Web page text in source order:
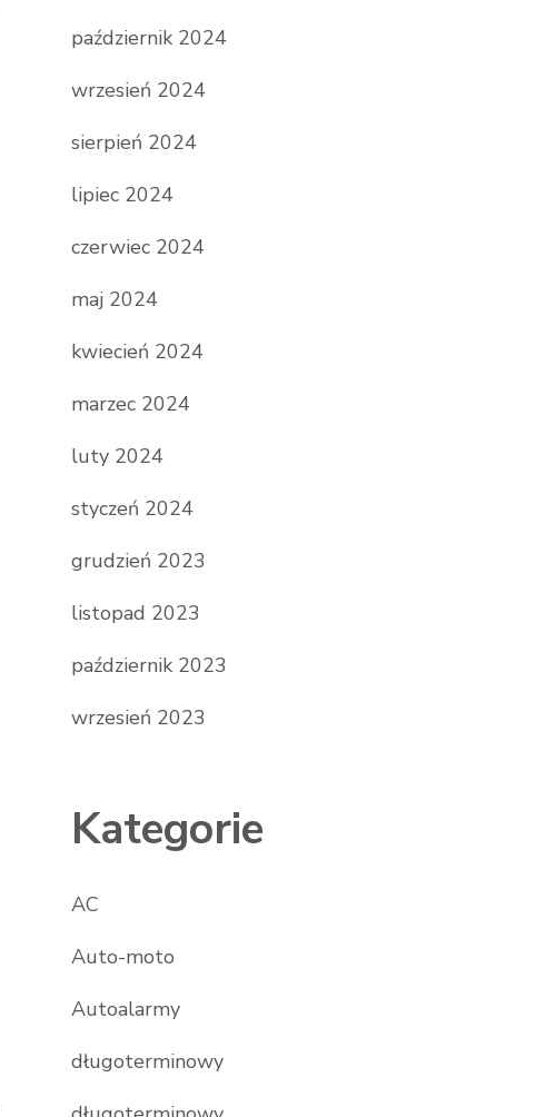
październik 2024
wrzesień 2024
sierpień 2024
lipiec 2024
czerwiec 2024
maj 2024
kwiecień 2024
marzec 2024
luty 2024
styczeń 2024
grudzień 2023
listopad 2023
październik 2023
wrzesień 2023
Kategorie
AC
Auto-moto
Autoalarmy
długoterminowy